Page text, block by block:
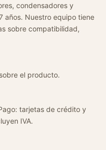
condensadores y
años. Nuestro equipo tiene
sobre compatibilidad,
el producto.
tarjetas de crédito y
IVA.